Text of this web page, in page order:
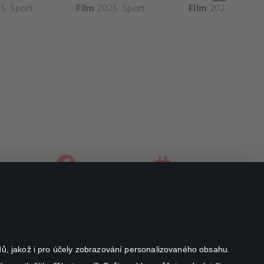
jakož i pro účely zobrazování personalizovaného obsahu.
Sport
Film 2025 Sport Film 2025
facebookinstagram